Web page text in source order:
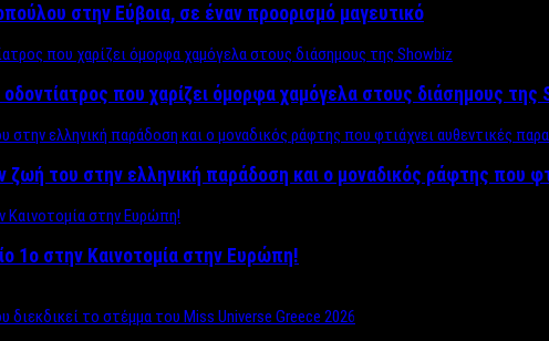
στην Εύβοια, σε έναν προορισμό μαγευτικό
που χαρίζει όμορφα χαμόγελα στους διάσημους της
του στην ελληνική παράδοση και ο μοναδικός ράφτης που
1ο στην Καινοτομία στην Ευρώπη!